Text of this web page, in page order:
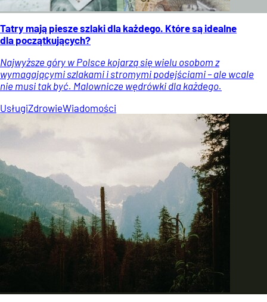
Tatry mają piesze szlaki dla każdego. Które są idealne
dla początkujących?
Najwyższe góry w Polsce kojarzą się wielu osobom z
wymagającymi szlakami i stromymi podejściami – ale wcale
nie musi tak być. Malownicze wędrówki dla każdego.
UsługiZdrowieWiadomości